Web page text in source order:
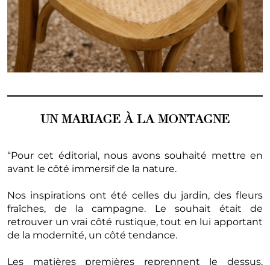
UN MARIAGE À LA MONTAGNE
“Pour cet éditorial, nous avons souhaité mettre en
avant le côté immersif de la nature.
Nos inspirations ont été celles du jardin, des fleurs
fraîches, de la campagne. Le souhait était de
retrouver un vrai côté rustique, tout en lui apportant
de la modernité, un côté tendance.
Les matières premières reprennent le dessus,